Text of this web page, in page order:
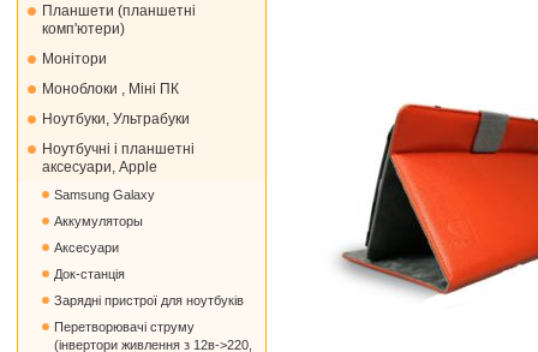
Планшети (планшетні
комп'ютери)
Монiтори
Моноблоки , Міні ПК
Ноутбуки, Ультрабуки
Ноутбучні і планшетні
аксесуари, Apple
Samsung Galaxy
Аккумуляторы
Аксесуари
Док-станція
Зарядні пристрої для ноутбуків
Перетворювачі струму
(інвертори живлення з 12в->220,